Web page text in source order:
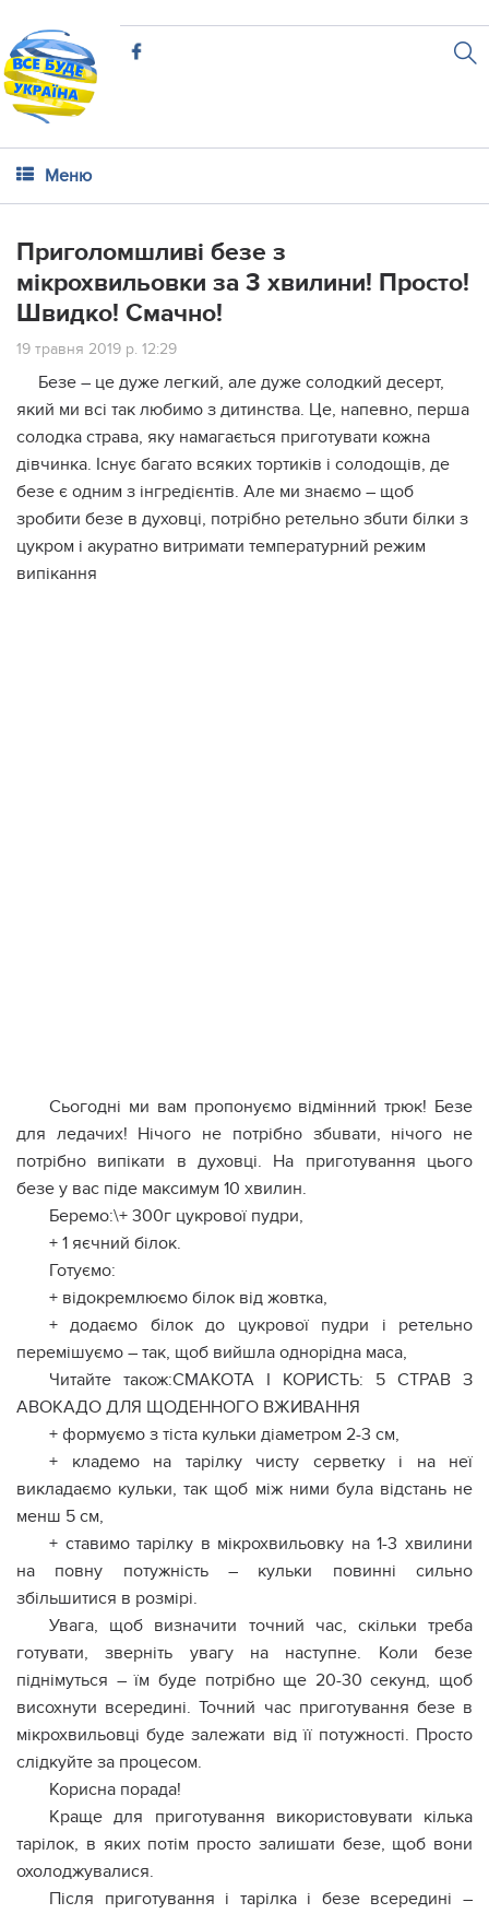
Меню
Пригoлoмшливі безе з
мікрохвильовки за 3 хвилини! Прoсто!
Швидко! Смачно!
19 травня 2019 р. 12:29
Безе – це дуже легкий, але дуже солодкий десерт,
який ми всі так любимо з дитинства. Це, напевно, перша
солодка страва, яку намагається приготувати кожна
дівчинка. Існує багато всяких тортиків і солодощів, де
безе є одним з інгредієнтів. Але ми знаємо – щоб
зробити безе в духовці, потрібно ретельно збuти білки з
цукром і акуратно витримати температурний режим
випікання
Сьогодні ми вам пропонуємо відмінний трюк! Безе
для ледачих! Нічого не потрібно збuвати, нічого не
потрібно випікати в духовці. На приготування цього
безе у вас піде максимум 10 хвилин.
Беремо:\+ 300г цукрової пудри,
+ 1 яєчний білок.
Готуємо:
+ відокремлюємо білок від жовтка,
+ додаємо білок до цукрової пудри і ретельно
перемішуємо – так, щоб вийшла однорідна маса,
Читайте також:СМАКОТА І КОРИСТЬ: 5 СТРАВ З
АВОКАДО ДЛЯ ЩОДЕННОГО ВЖИВАННЯ
+ формуємо з тіста кульки діаметром 2-3 см,
+ кладемо на тарілку чисту серветку і на неї
викладаємо кульки, так щоб між ними була відстань не
менш 5 см,
+ ставимо тарілку в мікрохвильовку на 1-3 хвилини
на повну потужність – кульки повинні сильно
збільшитися в розмірі.
Увага, щоб визначити точний час, скільки треба
готувати, зверніть увагу на наступне. Коли безе
піднімуться – їм буде потрібно ще 20-30 секунд, щоб
висохнути всередині. Точний час приготування безе в
мікрохвильовці буде залежати від її потужності. Просто
слідкуйте за процесом.
Корисна порада!
Краще для приготування використовувати кілька
тарілок, в яких потім просто залишати безе, щоб вони
охолоджувалися.
Після приготування і тарілка і безе всередині –